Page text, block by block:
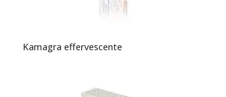
Kamagra effervescente